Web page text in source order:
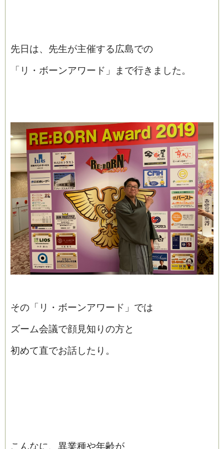
先日は、先生が主催する広島での
「リ・ボーンアワード」まで行きました。
その「リ・ボーンアワード」では
ズーム会議で顔見知りの方と
初めて直でお話したり。
こんなに、異業種や年齢が